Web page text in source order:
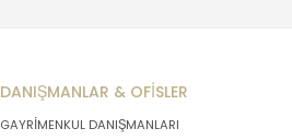
DANIŞMANLAR & OFİSLER
GAYRİMENKUL DANIŞMANLARI